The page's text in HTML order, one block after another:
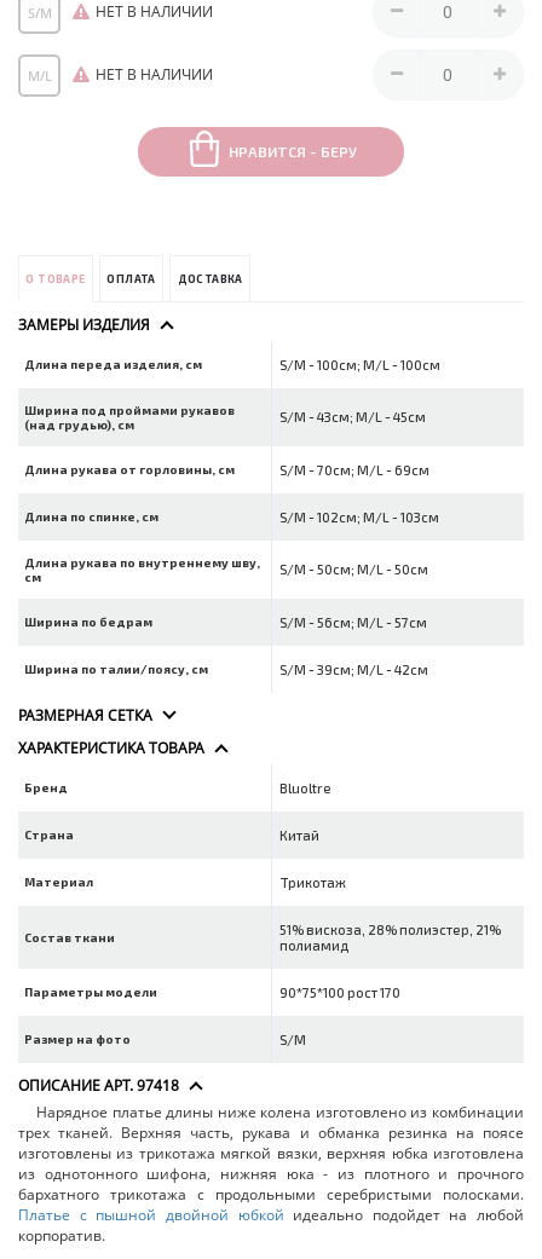
S/M НЕТ В НАЛИЧИИ
M/L НЕТ В НАЛИЧИИ
НРАВИТСЯ - БЕРУ
О ТОВАРЕ ОПЛАТА ДОСТАВКА
ЗАМЕРЫ ИЗДЕЛИЯ
Длина переда изделия, см S/M - 100см; M/L - 100см
Ширина под проймами рукавов
(над грудью), см
S/M - 43см; M/L - 45см
Длина рукава от горловины, см S/M - 70см; M/L - 69см
Длина по спинке, см S/M - 102см; M/L - 103см
Длина рукава по внутреннему шву,
см
S/M - 50см; M/L - 50см
Ширина по бедрам S/M - 56см; M/L - 57см
Ширина по талии/поясу, см S/M - 39см; M/L - 42см
РАЗМЕРНАЯ СЕТКА
ХАРАКТЕРИСТИКА ТОВАРА
Бренд Bluoltre
Страна Китай
Материал Трикотаж
Состав ткани
51% вискоза, 28% полиэстер, 21%
полиамид
Параметры модели 90*75*100 рост 170
Размер на фото S/M
ОПИСАНИЕ АРТ. 97418
Нарядное платье длины ниже колена изготовлено из комбинации
трех тканей. Верхняя часть, рукава и обманка резинка на поясе
изготовлены из трикотажа мягкой вязки, верхняя юбка изготовлена
из однотонного шифона, нижняя юка - из плотного и прочного
бархатного трикотажа с продольными серебристыми полосками.
Платье с пышной двойной юбкой идеально подойдет на любой
корпоратив.